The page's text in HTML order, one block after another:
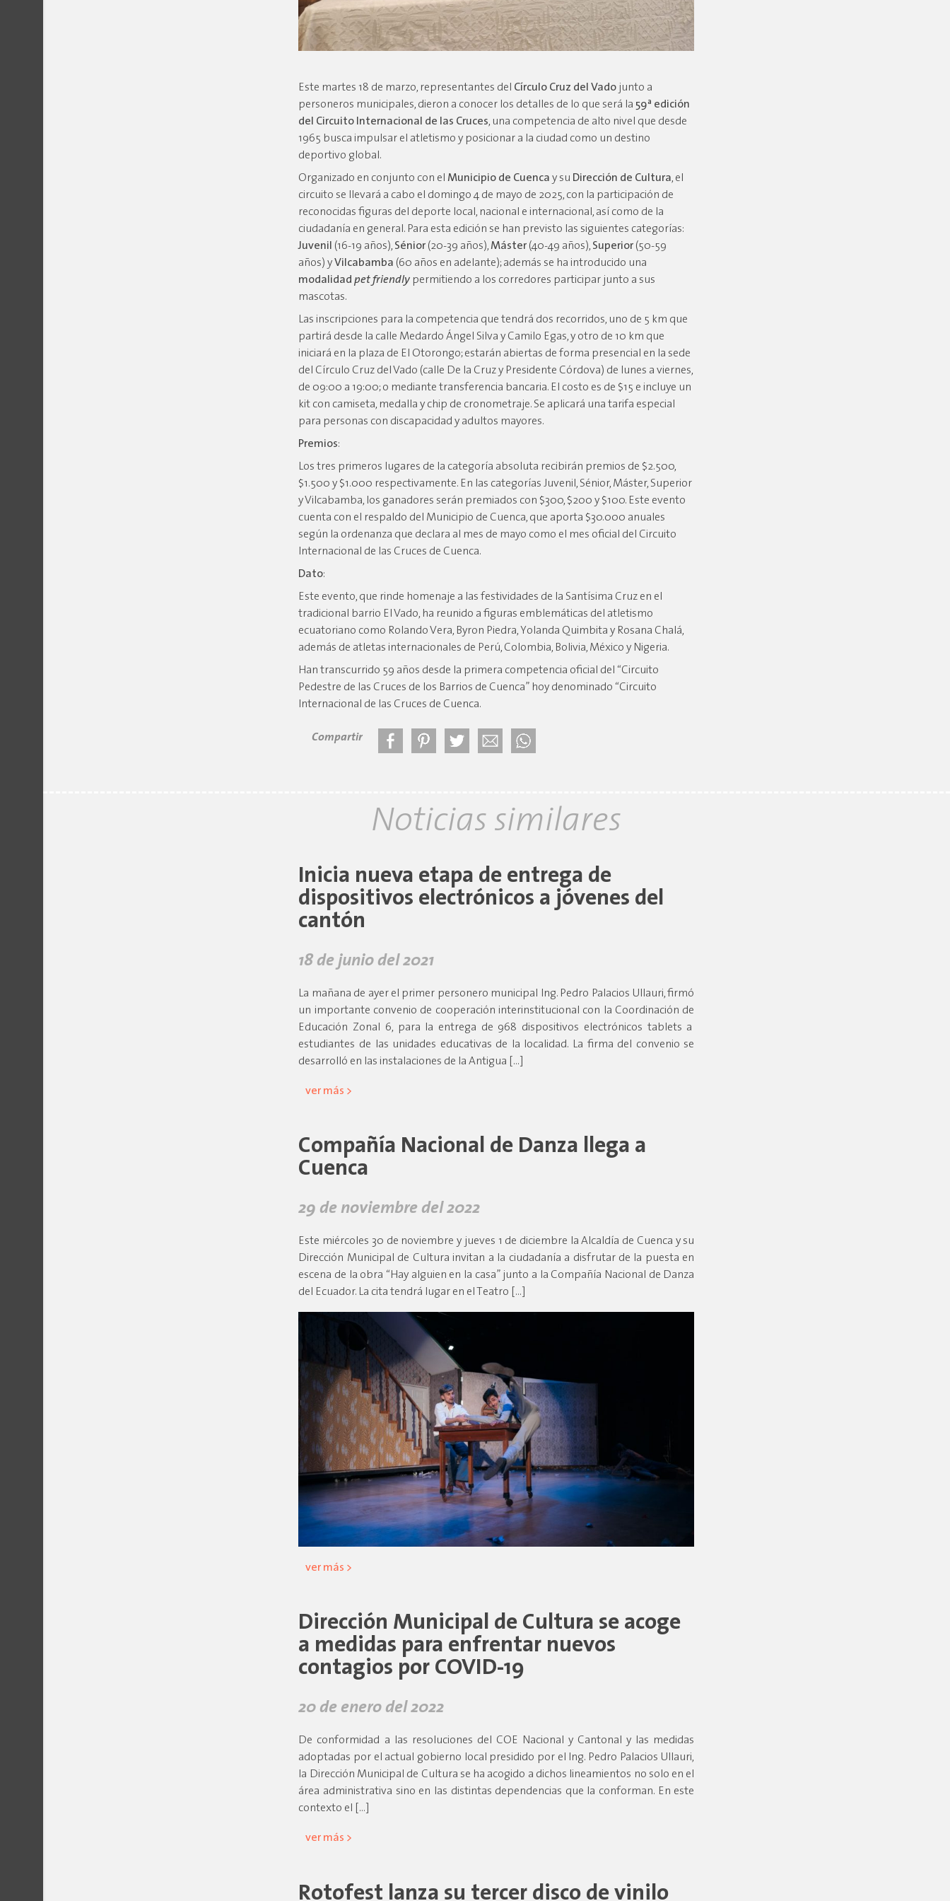
Este martes 18 de marzo, representantes del Círculo Cruz del Vado junto a
personeros municipales, dieron a conocer los detalles de lo que será la 59ª edición
del Circuito Internacional de las Cruces, una competencia de alto nivel que desde
1965 busca impulsar el atletismo y posicionar a la ciudad como un destino
deportivo global.
Organizado en conjunto con elMunicipio de Cuenca y su Dirección de Cultura, el
circuito se llevará a cabo el domingo 4 de mayo de 2025, con la participación de
reconocidas figuras del deporte local, nacional e internacional, así como de la
ciudadanía en general. Para esta edición se han previsto las siguientes categorías:
Juvenil (16-19 años), Sénior (20-39 años),Máster (40-49 años), Superior (50-59
años) yVilcabamba (60 años en adelante); además se ha introducido una
modalidadpet friendly permitiendo a los corredores participar junto a sus
mascotas.
Las inscripciones para la competencia que tendrá dos recorridos, uno de 5 km que
partirá desde la calle Medardo Ángel Silva y Camilo Egas, y otro de 10 km que
iniciará en la plaza de El Otorongo; estarán abiertas de forma presencial en la sede
del Círculo Cruz del Vado (calle De la Cruz y Presidente Córdova) de lunes a viernes,
de 09:00 a 19:00; o mediante transferencia bancaria. El costo es de $15 e incluye un
kit con camiseta, medalla y chip de cronometraje. Se aplicará una tarifa especial
para personas con discapacidad y adultos mayores.
Premios:
Los tres primeros lugares de la categoría absoluta recibirán premios de $2.500,
$1.500 y $1.000 respectivamente. En las categorías Juvenil, Sénior, Máster, Superior
y Vilcabamba, los ganadores serán premiados con $300, $200 y $100. Este evento
cuenta con el respaldo del Municipio de Cuenca, que aporta $30.000 anuales
según la ordenanza que declara al mes de mayo como el mes oficial del Circuito
Internacional de las Cruces de Cuenca.
Dato:
Este evento, que rinde homenaje a las festividades de la Santísima Cruz en el
tradicional barrio El Vado, ha reunido a figuras emblemáticas del atletismo
ecuatoriano como Rolando Vera, Byron Piedra, Yolanda Quimbita y Rosana Chalá,
además de atletas internacionales de Perú, Colombia, Bolivia, México y Nigeria.
Han transcurrido 59 años desde la primera competencia oficial del “Circuito
Pedestre de las Cruces de los Barrios de Cuenca” hoy denominado “Circuito
Internacional de las Cruces de Cuenca.
Compartir
Noticias similares
Inicia nueva etapa de entrega de
dispositivos electrónicos a jóvenes del
cantón
18 de junio del 2021
La mañana de ayer el primer personero municipal Ing. Pedro Palacios Ullauri, firmó
un importante convenio de cooperación interinstitucional con la Coordinación de
Educación Zonal 6, para la entrega de 968 dispositivos electrónicos tablets a
estudiantes de las unidades educativas de la localidad. La firma del convenio se
desarrolló en las instalaciones de la Antigua […]
ver más >
Compañía Nacional de Danza llega a
Cuenca
29 de noviembre del 2022
Este miércoles 30 de noviembre y jueves 1 de diciembre la Alcaldía de Cuenca y su
Dirección Municipal de Cultura invitan a la ciudadanía a disfrutar de la puesta en
escena de la obra “Hay alguien en la casa” junto a la Compañía Nacional de Danza
del Ecuador. La cita tendrá lugar en el Teatro […]
ver más >
Dirección Municipal de Cultura se acoge
a medidas para enfrentar nuevos
contagios por COVID-19
20 de enero del 2022
De conformidad a las resoluciones del COE Nacional y Cantonal y las medidas
adoptadas por el actual gobierno local presidido por el Ing. Pedro Palacios Ullauri,
la Dirección Municipal de Cultura se ha acogido a dichos lineamientos no solo en el
área administrativa sino en las distintas dependencias que la conforman. En este
contexto el […]
ver más >
Rotofest lanza su tercer disco de vinilo